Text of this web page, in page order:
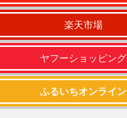
楽天市場
ヤフーショッピング
ふるいちオンライン